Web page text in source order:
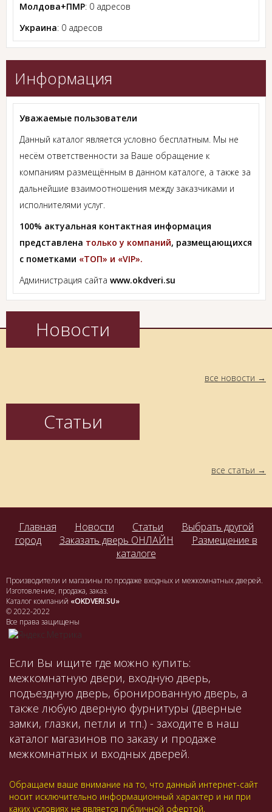
Молдова+ПМР: 0 адресов
Украина: 0 адресов
Информация
Уважаемые пользователи
Данный каталог является условно бесплатным. Мы не
несём ответственности за Ваше обращение к
компаниям размещённым в данном каталоге, а также за
дальнейшие взаимоотношения между заказчиками и
исполнителями услуг.
100% актуальная контактная информация
представлена только у компаний, размещающихся
с пометками «ТОП» и «VIP».
Администрация сайта www.okdveri.su
Новости
все новости
Статьи
все статьи
Главная Новости Статьи
Выбрать другой
город
Заказать дверь ОНЛАЙН
Размещение в
каталоге
Производители и магазины по продаже входных и межкомнатных дверей.
Изготовление, продажа, заказ.
Каталог компаний «OKDVERI.SU»
© 2022-2022
Все права защищены
Если Вы ищите где можно купить:
межкомнатную двери, входную дверь,
подъездную дверь, бронированную дверь, а
также любую дверную фурнитуры (дверные
замки, глазки, петли и тп.) - заходите в наш
каталог магазинов по заказу и продаже
межкомнатных и входных дверей.
Обращаем ваше внимание на то, что данный интернет-сайт
носит исключительно информационный характер и ни при
каких условиях не является публичной офертой,